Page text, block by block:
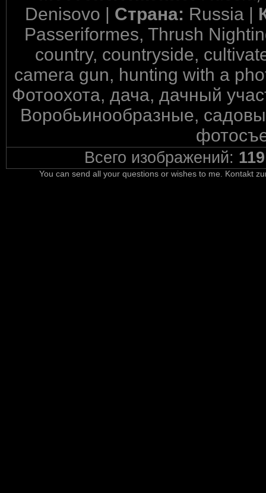
Denisovo | Страна: Russia |
Passeriformes, Thrush
country, countryside,
camera gun, hunting with a
Фотоохота, дача, дачный
Воробьинообразные,
Всего изображений: 119
You can send all your questions or wishes to me. Kontakt